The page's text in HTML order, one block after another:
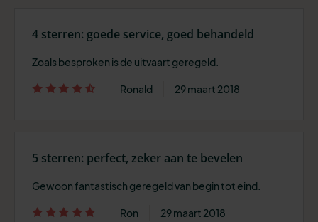
4 sterren: goede service, goed behandeld
Zoals besproken is de uitvaart geregeld.
Ronald 29 maart 2018
5 sterren: perfect, zeker aan te bevelen
Gewoon fantastisch geregeld van begin tot eind.
Ron 29 maart 2018